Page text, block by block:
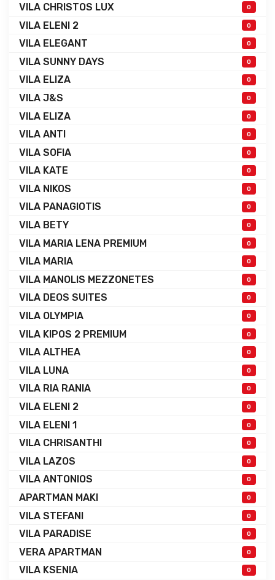
VILA CHRISTOS LUX 0
VILA ELENI 2 0
VILA ELEGANT 0
VILA SUNNY DAYS 0
VILA ELIZA 0
VILA J&S 0
VILA ELIZA 0
VILA ANTI 0
VILA SOFIA 0
VILA KATE 0
VILA NIKOS 0
VILA PANAGIOTIS 0
VILA BETY 0
VILA MARIA LENA PREMIUM 0
VILA MARIA 0
VILA MANOLIS MEZZONETES 0
VILA DEOS SUITES 0
VILA OLYMPIA 0
VILA KIPOS 2 PREMIUM 0
VILA ALTHEA 0
VILA LUNA 0
VILA RIA RANIA 0
VILA ELENI 2 0
VILA ELENI 1 0
VILA CHRISANTHI 0
VILA LAZOS 0
VILA ANTONIOS 0
APARTMAN MAKI 0
VILA STEFANI 0
VILA PARADISE 0
VERA APARTMAN 0
VILA KSENIA 0